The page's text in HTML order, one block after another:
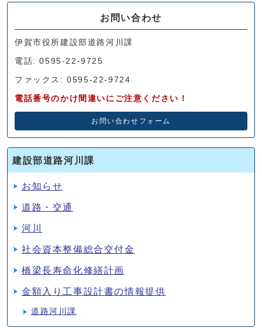
お問い合わせ
伊賀市役所建設部道路河川課
電話: 0595-22-9725
ファックス: 0595-22-9724
電話番号のかけ間違いにご注意ください！
お問い合わせフォーム
建設部道路河川課
お知らせ
道路・交通
河川
社会資本整備総合交付金
橋梁長寿命化修繕計画
金額入り工事設計書の情報提供
道路河川課